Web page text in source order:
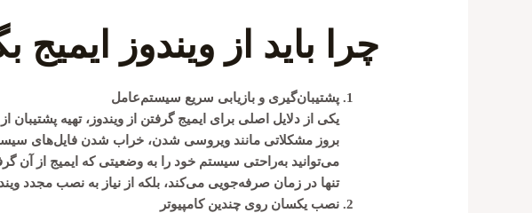
چرا باید از ویندوز ایمیج
پشتیبان‌گیری و بازیابی سریع سیستم‌عامل
یکی از دلایل اصلی برای ایمیج گرفتن از ویندوز، تهیه
بروز مشکلاتی مانند ویروسی شدن، خراب شدن فایل‌های
می‌توانید به‌راحتی سیستم خود را به وضعیتی که ایمیج از آن
تنها در زمان صرفه‌جویی می‌کند، بلکه از نیاز به نصب مجدد
نصب یکسان روی چندین کامپیوتر